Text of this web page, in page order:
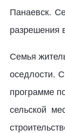
Панаевск.
разрешения
Семья
оседлости.
программе
сельской